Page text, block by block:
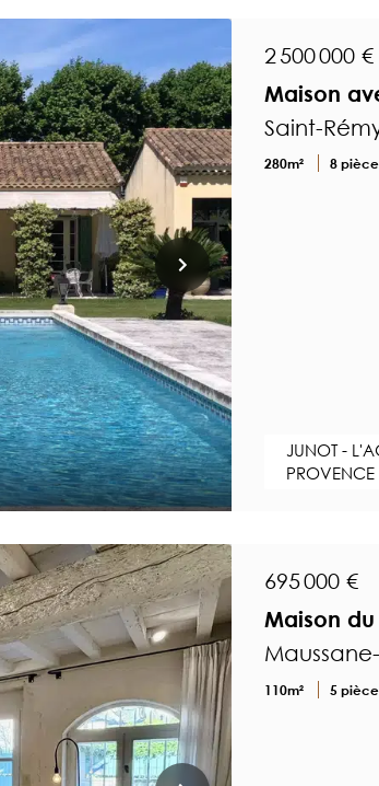
2 500 000 €
Maison
Saint-
280m² 8
JUNOT -
PROVENCE
695 000 €
Maison
110m² 5